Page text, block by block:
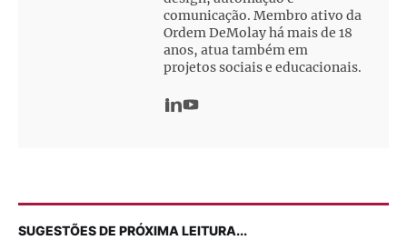
comunicação. Membro ativo da
Ordem DeMolay há mais de 18
anos, atua também em
projetos sociais e educacionais.
SUGESTÕES DE PRÓXIMA LEITURA...